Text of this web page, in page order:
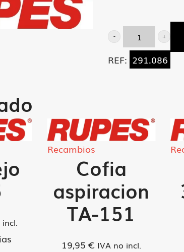
Alargadera
con
REF: 291.086
Recambios
Cofia
aspiracion
TA-151
19,95 € IVA no incl.